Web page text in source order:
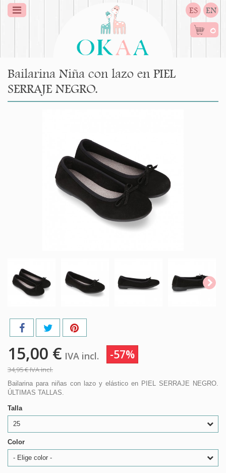
ES EN
0
Bailarina Niña con lazo en PIEL
SERRAJE NEGRO.
15,00 € IVA incl. -57%
34,95 €IVA incl.
Bailarina para niñas con lazo y elástico en PIEL SERRAJE NEGRO.
ÚLTIMAS TALLAS.
Talla
25
Color
- Elige color -